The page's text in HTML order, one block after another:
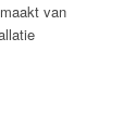
van